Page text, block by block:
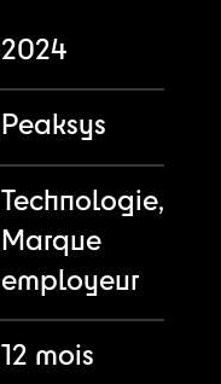
2024
Peaksys
Technologie,
Marque
employeur
12 mois